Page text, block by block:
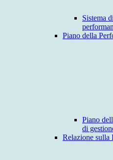
Sistema
Piano della
Piano
di
Relazione sulla